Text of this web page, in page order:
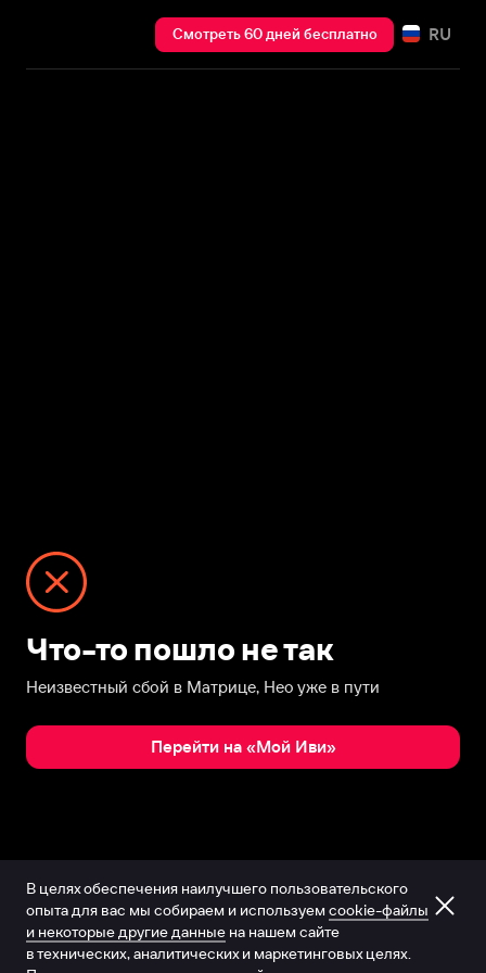
Смотреть 60 дней бесплатно RU
Что-то пошло не так
Неизвестный сбой в Матрице, Нео уже в пути
Перейти на «Мой Иви»
В целях обеспечения наилучшего пользовательского
опыта для вас мы собираем и используем cookie-файлы
и некоторые другие данные на нашем сайте
в технических, аналитических и маркетинговых целях.